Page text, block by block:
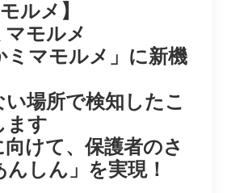
ルメ】
モルメ
ミマモルメ」に新機
場所で検知したこ
ます
向けて、保護者のさ
んしん」を実現！